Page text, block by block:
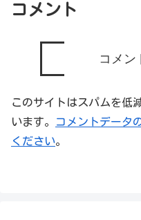
コメント
コメン
このサイトはスパムを低
います。
コメントデータ
ください。